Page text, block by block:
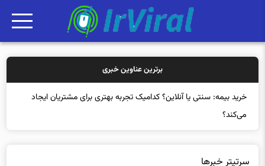
برترین عناوین خبری
خرید بیم